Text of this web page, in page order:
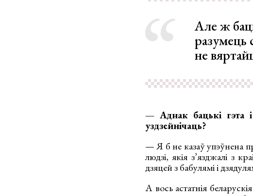
Але ж
разумець
не
— Аднак бацькі гэта
уздзейнічаць?
— Я б не казаў упэўнена
людзі, якія з’язджалі з
дзяцей з бабулямі і
А вось астатнія